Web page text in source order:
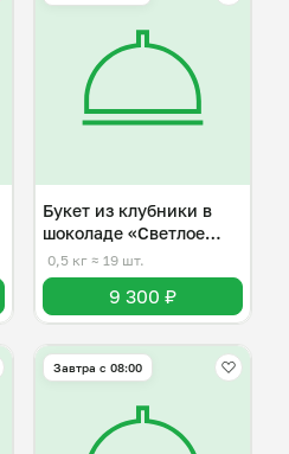
Букет из клубники в
шоколаде «Светлое
чувство»
0,5 кг ≈ 19 шт.
9 300 ₽
Завтра c 08:00